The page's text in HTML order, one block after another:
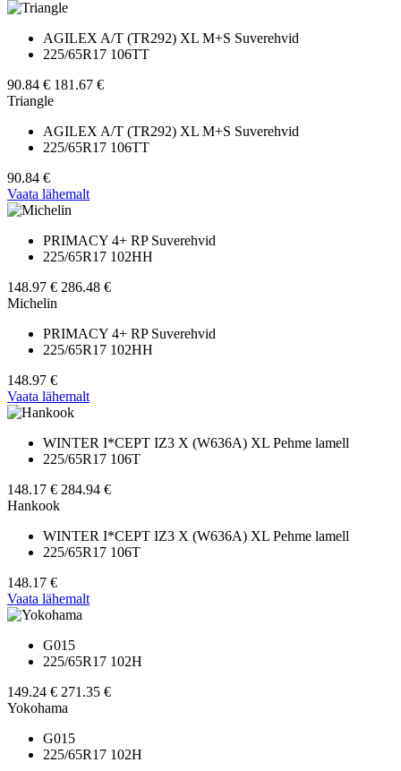
AGILEX A/T (TR292) XL M+S Suverehvid
225/65R17 106TT
90.84 € 181.67 €
Triangle
AGILEX A/T (TR292) XL M+S Suverehvid
225/65R17 106TT
90.84 €
Vaata lähemalt
PRIMACY 4+ RP Suverehvid
225/65R17 102HH
148.97 € 286.48 €
Michelin
PRIMACY 4+ RP Suverehvid
225/65R17 102HH
148.97 €
Vaata lähemalt
WINTER I*CEPT IZ3 X (W636A) XL Pehme lamell
225/65R17 106T
148.17 € 284.94 €
Hankook
WINTER I*CEPT IZ3 X (W636A) XL Pehme lamell
225/65R17 106T
148.17 €
Vaata lähemalt
G015
225/65R17 102H
149.24 € 271.35 €
Yokohama
G015
225/65R17 102H